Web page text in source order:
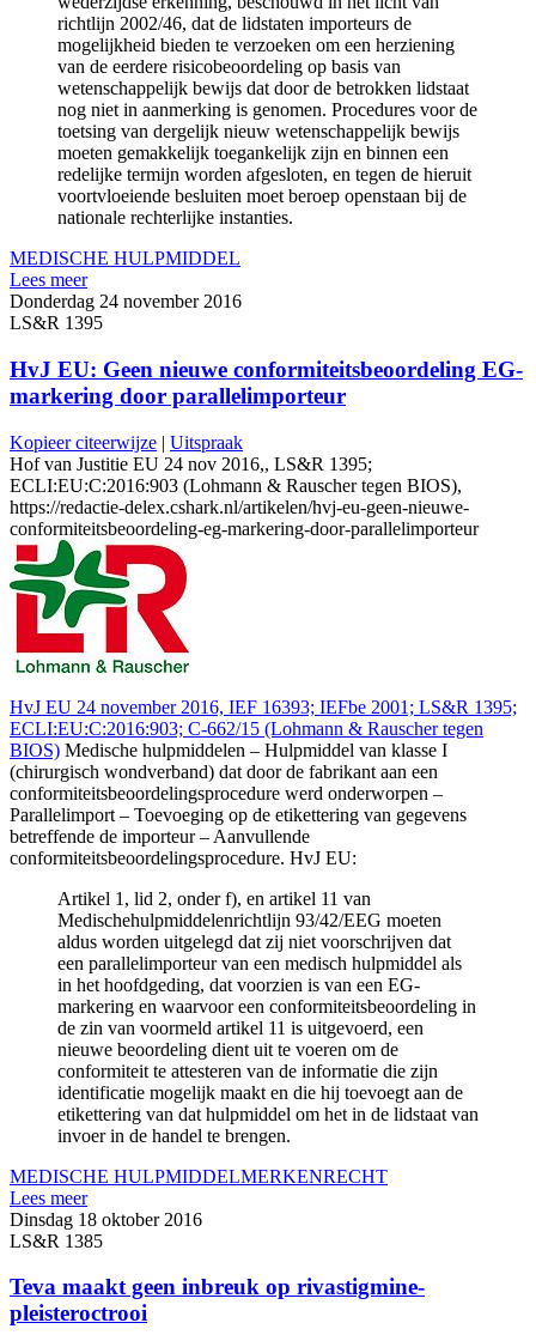
richtlijn 2002/46, dat de lidstaten importeurs de
mogelijkheid bieden te verzoeken om een herziening
van de eerdere risicobeoordeling op basis van
wetenschappelijk bewijs dat door de betrokken lidstaat
nog niet in aanmerking is genomen. Procedures voor de
toetsing van dergelijk nieuw wetenschappelijk bewijs
moeten gemakkelijk toegankelijk zijn en binnen een
redelijke termijn worden afgesloten, en tegen de hieruit
voortvloeiende besluiten moet beroep openstaan bij de
nationale rechterlijke instanties.
MEDISCHE HULPMIDDEL
Lees meer
Donderdag 24 november 2016
LS&R 1395
HvJ EU: Geen nieuwe conformiteitsbeoordeling EG-
markering door parallelimporteur
Kopieer citeerwijze | Uitspraak
Hof van Justitie EU 24 nov 2016,, LS&R 1395;
ECLI:EU:C:2016:903 (Lohmann & Rauscher tegen BIOS),
https://redactie-delex.cshark.nl/artikelen/hvj-eu-geen-nieuwe-
conformiteitsbeoordeling-eg-markering-door-parallelimporteur
HvJ EU 24 november 2016, IEF 16393; IEFbe 2001; LS&R 1395;
ECLI:EU:C:2016:903; C‑662/15 (Lohmann & Rauscher tegen
BIOS) Medische hulpmiddelen – Hulpmiddel van klasse I
(chirurgisch wondverband) dat door de fabrikant aan een
conformiteitsbeoordelingsprocedure werd onderworpen –
Parallelimport – Toevoeging op de etikettering van gegevens
betreffende de importeur – Aanvullende
conformiteitsbeoordelingsprocedure. HvJ EU:
Artikel 1, lid 2, onder f), en artikel 11 van
Medischehulpmiddelenrichtlijn 93/42/EEG moeten
aldus worden uitgelegd dat zij niet voorschrijven dat
een parallelimporteur van een medisch hulpmiddel als
in het hoofdgeding, dat voorzien is van een EG-
markering en waarvoor een conformiteitsbeoordeling in
de zin van voormeld artikel 11 is uitgevoerd, een
nieuwe beoordeling dient uit te voeren om de
conformiteit te attesteren van de informatie die zijn
identificatie mogelijk maakt en die hij toevoegt aan de
etikettering van dat hulpmiddel om het in de lidstaat van
invoer in de handel te brengen.
MEDISCHE HULPMIDDELMERKENRECHT
Lees meer
Dinsdag 18 oktober 2016
LS&R 1385
Teva maakt geen inbreuk op rivastigmine-
pleisteroctrooi